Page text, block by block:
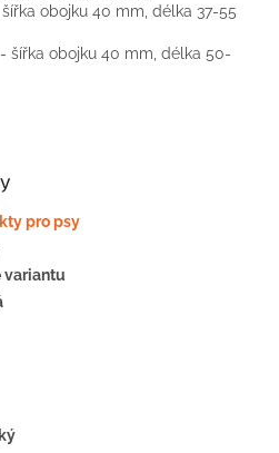
šířka obojku 40 mm , délka 37-55
- šířka obojku 40 mm , délka 50-
pro psy
variantu